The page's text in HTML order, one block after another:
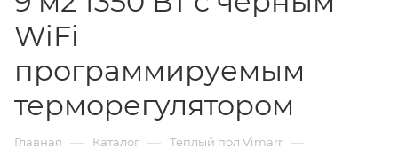
WiFi
программируемым
терморегулятором
Главная — Каталог — Теплый пол Vimarr —